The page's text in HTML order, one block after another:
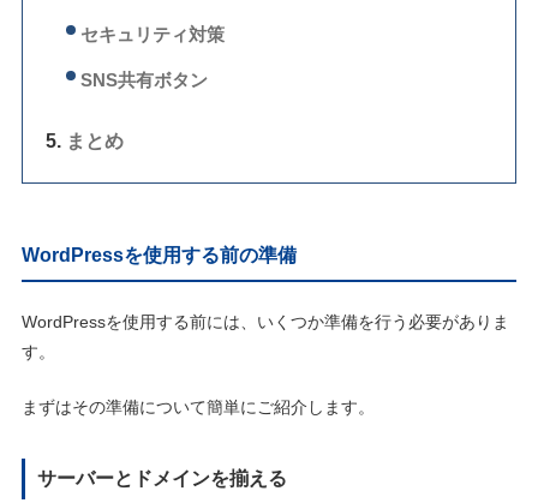
セキュリティ対策
SNS共有ボタン
まとめ
WordPressを使用する前の準備
WordPressを使用する前には、いくつか準備を行う必要がありま
す。
まずはその準備について簡単にご紹介します。
サーバーとドメインを揃える